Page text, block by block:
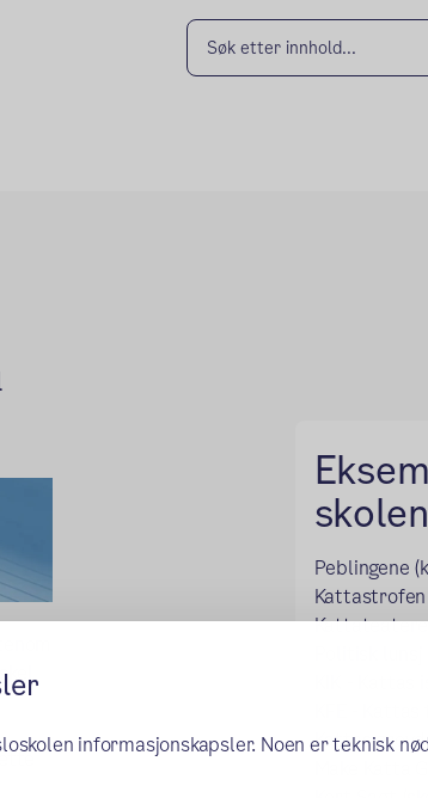
informasjonskapsler. Noen er teknisk
skolen
Peblingene
KFE -
Kattas
Make Katta